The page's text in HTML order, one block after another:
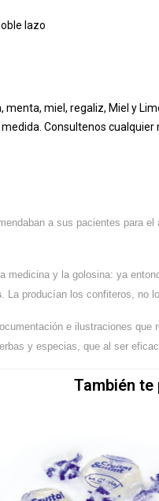
lazo
miel, regaliz, Miel y
Consultenos
a sus pacientes para
medicina y la golosina: ya
. La producían los confiteros, no
e ilustraciones que
y especias, que al ser
También te